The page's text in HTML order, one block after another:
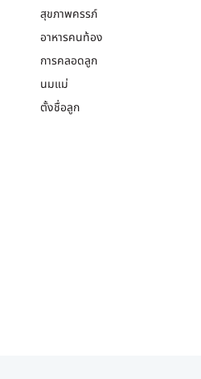
สุขภาพครรภ์
อาหารคนท้อง
การคลอดลูก
นมแม่
ตั้งชื่อลูก